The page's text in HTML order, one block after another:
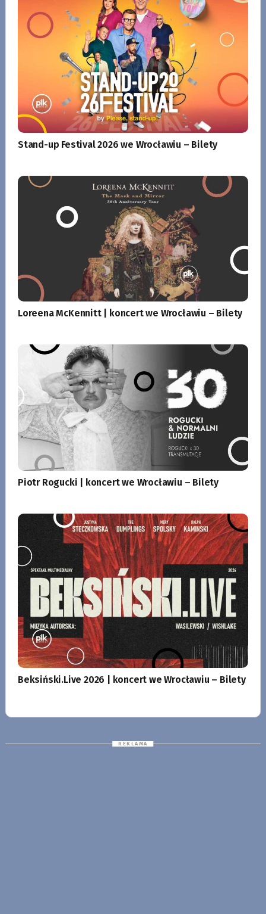
Stand-up Festival 2026 we Wrocławiu – Bilety
Loreena McKennitt | koncert we Wrocławiu – Bilety
Piotr Rogucki | koncert we Wrocławiu – Bilety
Beksiński.Live 2026 | koncert we Wrocławiu – Bilety